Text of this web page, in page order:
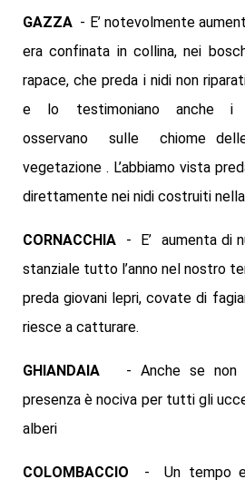
GAZZA - E’ notevolmente
era confinata in collina, nei
rapace, che preda i nidi non
e lo testimoniano anche
osservano sulle chiome
vegetazione . L’abbiamo vista
direttamente nei nidi costruiti
CORNACCHIA - E’ aumenta di
stanziale tutto l’anno nel nostro
preda giovani lepri, covate di
riesce a catturare.
GHIANDAIA - Anche se non
presenza è nociva per tutti gli
alberi
COLOMBACCIO - Un tempo